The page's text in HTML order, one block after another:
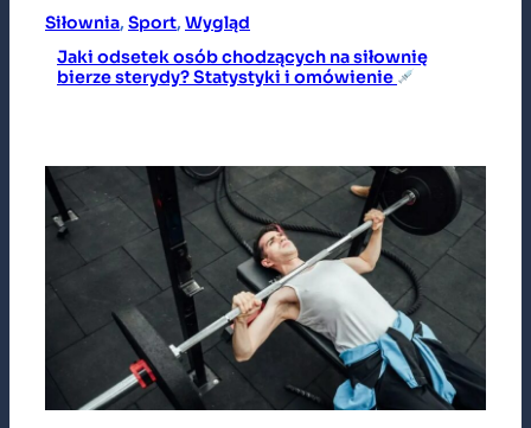
Siłownia, Sport, Wygląd
Jaki odsetek osób chodzących na siłownię
bierze sterydy? Statystyki i omówienie